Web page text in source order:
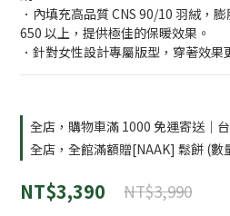
．內填充高品質 CNS 90/10 羽絨，
650 以上，提供極佳的保暖效果。
．針對女性設計專屬版型，穿著效果
全店，購物車滿 1000 免運寄送｜
全店，全館滿額贈[NAAK] 鬆餅 (數
NT$3,390 NT$3,990